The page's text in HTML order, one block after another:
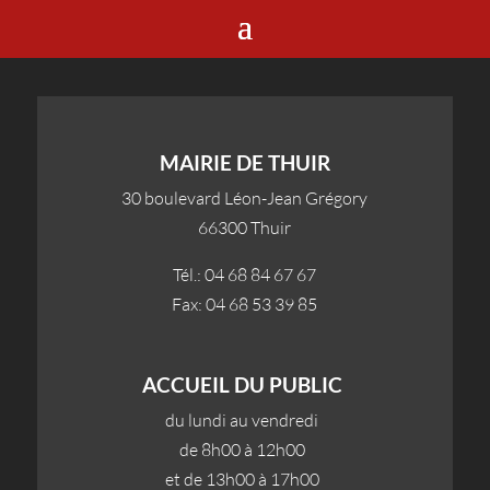
MAIRIE DE THUIR
30 boulevard Léon-Jean Grégory
66300 Thuir
Tél.: 04 68 84 67 67
Fax: 04 68 53 39 85
ACCUEIL DU PUBLIC
du lundi au vendredi
de 8h00 à 12h00
et de 13h00 à 17h00